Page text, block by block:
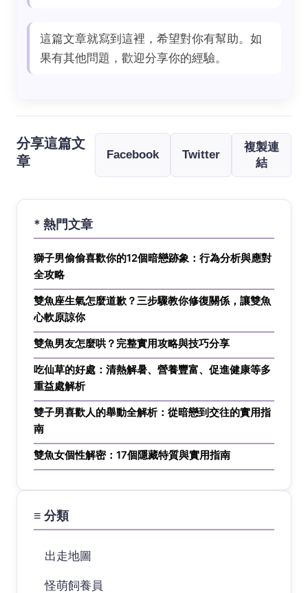
這篇文章就寫到這裡，希望對你有幫助。如
果有其他問題，歡迎分享你的經驗。
分享這篇文
章
Facebook Twitter
複製連
結
* 熱門文章
獅子男偷偷喜歡你的12個暗戀跡象：行為分析與應對
全攻略
雙魚座生氣怎麼道歉？三步驟教你修復關係，讓雙魚
心軟原諒你
雙魚男友怎麼哄？完整實用攻略與技巧分享
吃仙草的好處：清熱解暑、營養豐富、促進健康等多
重益處解析
雙子男喜歡人的舉動全解析：從暗戀到交往的實用指
南
雙魚女個性解密：17個隱藏特質與實用指南
≡ 分類
出走地圖
怪萌飼養員